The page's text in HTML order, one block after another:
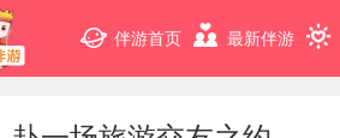
伴游首页 最新伴游